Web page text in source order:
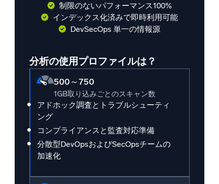
制限のないパフォーマンス100%
インデックス化済みで即時利用可能
DevSecOps 単一の情報源
分析の使用プロファイルは？
500～750
1GB取り込みごとのスキャン数
アドホック調査とトラブルシューティ
ング
コンプライアンスと監査対応準備
分散型DevOpsおよびSecOpsチームの
加速化